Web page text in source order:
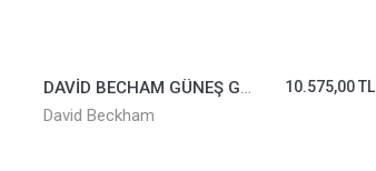
RAYBAN GÜNEŞ GÖZLÜĞÜ 3025-L2823*58
Rayban
12.271,00 TL